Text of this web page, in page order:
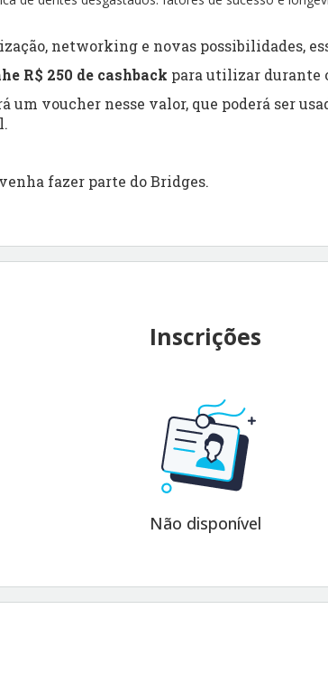
networking e novas possibilidades,
R$ 250 de cashback para utilizar durante
um voucher nesse valor, que poderá ser
fazer parte do Bridges.
Inscrições
Não disponível